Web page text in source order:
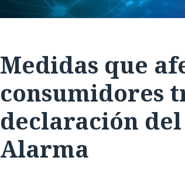
Medidas que
consumidores
declaración del
Alarma